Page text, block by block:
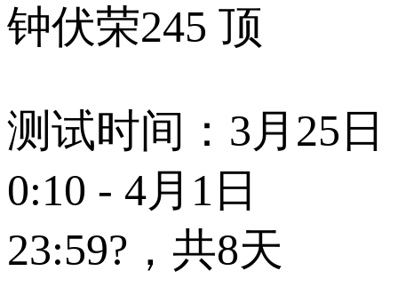
钟伏荣245 顶
测试时间：3月25日
0:10 - 4月1日
23:59?，共8天